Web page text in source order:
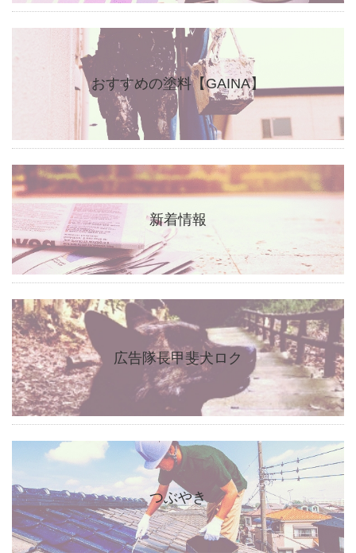
おすすめの塗料【GAINA】
新着情報
広告隊長甲斐犬ロク
つぶやき